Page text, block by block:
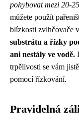
pohybovat mezi 20-
můžete použít
blízkosti zvlhčovače
substrátu a řízky
ani nestály ve vodě.
trpělivosti se vám
pomocí řízkování.
Pravidelná